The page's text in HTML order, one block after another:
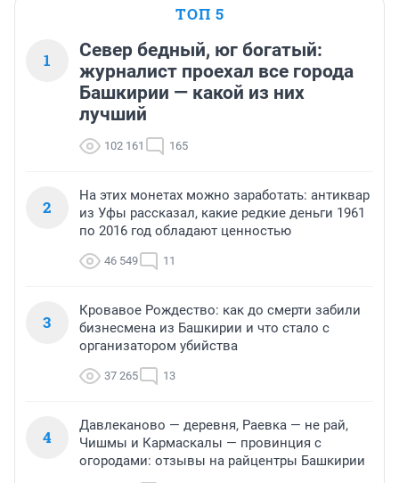
ТОП 5
1
Север бедный, юг богатый:
журналист проехал все города
Башкирии — какой из них
лучший
102 161 165
2
На этих монетах можно заработать: антиквар
из Уфы рассказал, какие редкие деньги 1961
по 2016 год обладают ценностью
46 549 11
3
Кровавое Рождество: как до смерти забили
бизнесмена из Башкирии и что стало с
организатором убийства
37 265 13
4
Давлеканово — деревня, Раевка — не рай,
Чишмы и Кармаскалы — провинция с
огородами: отзывы на райцентры Башкирии